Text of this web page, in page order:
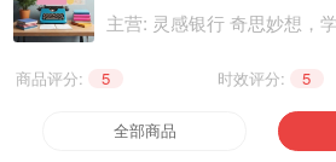
主营: 灵感银行 奇思妙想，学前启蒙 激发潜能，基
个性生活，健康养生 精神文化
商品评分: 5 时效评分: 5
全部商品